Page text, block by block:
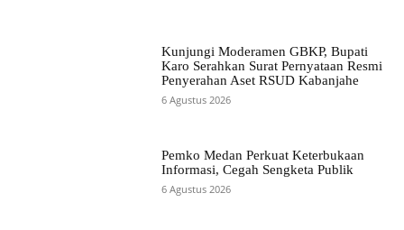
Kunjungi Moderamen GBKP, Bupati
Karo Serahkan Surat Pernyataan Resmi
Penyerahan Aset RSUD Kabanjahe
6 Agustus 2026
Pemko Medan Perkuat Keterbukaan
Informasi, Cegah Sengketa Publik
6 Agustus 2026